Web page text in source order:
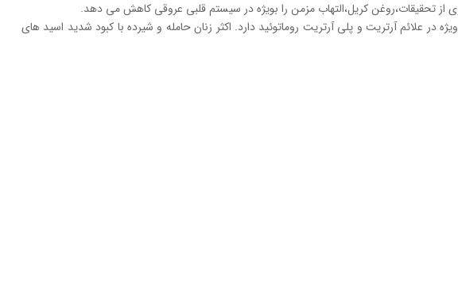
در علائم آرتریت و پلی آرتریت روماتوئید دارد. اکثر زنان حامله و شیرده با کبود شدید اسید های